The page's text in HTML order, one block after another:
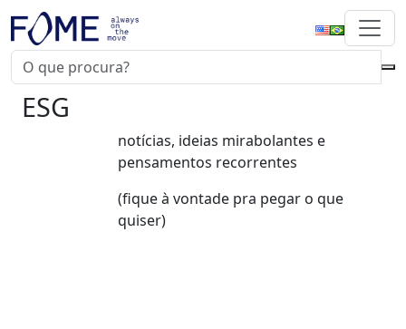
ESG
notícias, ideias mirabolantes e
pensamentos recorrentes
(fique à vontade pra pegar o que
quiser)